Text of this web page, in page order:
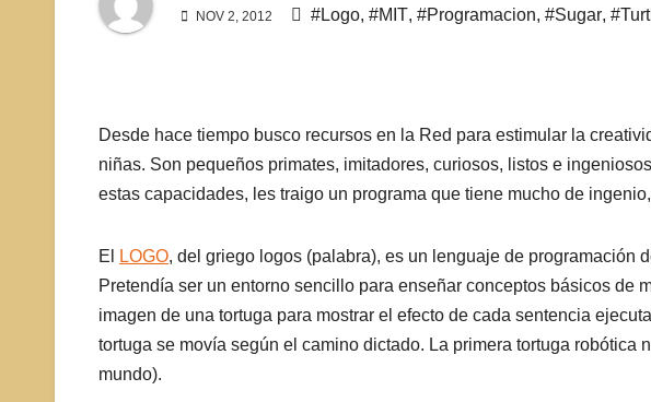
NOV 2, 2012 #Logo, #MIT, #Programacion, #Sugar,
Desde hace tiempo busco recursos en la Red para estimular la
niñas. Son pequeños primates, imitadores, curiosos, listos e
estas capacidades, les traigo un programa que tiene mucho de
El LOGO, del griego logos (palabra), es un lenguaje de programación
Pretendía ser un entorno sencillo para enseñar conceptos básicos de
imagen de una tortuga para mostrar el efecto de cada sentencia
tortuga se movía según el camino dictado. La primera tortuga robótica
mundo).